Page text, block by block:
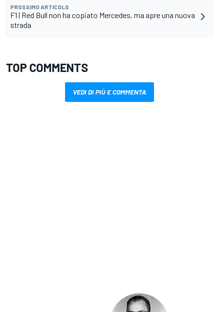
PROSSIMO ARTICOLO
F1 | Red Bull non ha copiato Mercedes, ma apre una nuova
strada
TOP COMMENTS
VEDI DI PIÙ E COMMENTA